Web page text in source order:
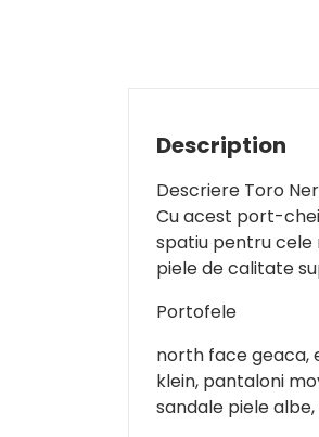
Description
Descriere Toro
Cu acest port-chei
spatiu pentru cele
piele de calitate
Portofele
north face geaca,
klein, pantaloni
sandale piele